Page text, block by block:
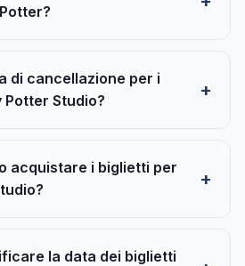
di cancellazione per i
Studio?
acquistare i biglietti per
la data dei biglietti